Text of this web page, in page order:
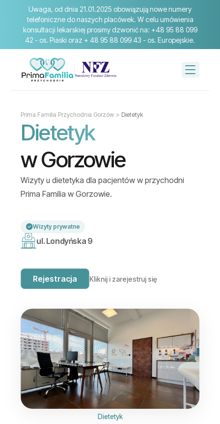
Uwaga, od dnia 21.01.2025 obowiązują nowe numery
telefoniczne do naszych placówek. W celu umówienia
konsultacji lekarskiej prosimy dzwonić na: +48 95 88 099
42 - os. Piaski oraz + 48 95 88 099 43 - os. Europejskie.
Prima Familia Przychodnia Gorzów > Dietetyk
Dietetyk
w Gorzowie
Wizyty u dietetyka dla pacjentów w przychodni
Prima Familia w Gorzowie.
Wizyty prywatne
ul. Londyńska 9
Rejestracja Kliknij i zarejestruj się
Dietetyk